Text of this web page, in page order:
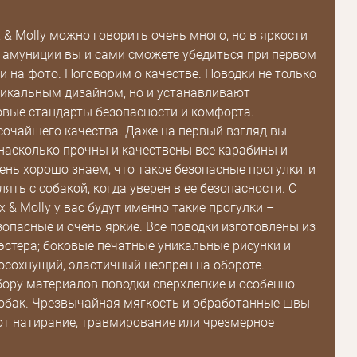
Molly можно говорить очень много, но в яркости
амуниции вы и сами сможете убедиться при первом
на фото. Поговорим о качестве. Поводки не только
дизайном, но и устанавливают
стандарты безопасности и комфорта.
качества. Даже на первый взгляд вы
прочны и качествены все карабины и
хорошо знаем, что такое безопасные прогулки, и
с собакой, когда уверен в ее безопасности. С
& Molly у вас будут именно такие прогулки –
и очень яркие. Все поводки изготовлены из
боковые печатные уникальные рисунки и
эластичный неопрен на обороте.
материалов поводки сверхлегкие и особенно
Чрезвычайная мягкость и обработанные швы
натирание, травмирование или чрезмерное
Пароль
Пароль
Зарегистрироваться